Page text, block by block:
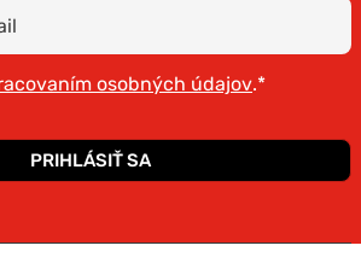
osobných údajov.*
PRIHLÁSIŤ SA